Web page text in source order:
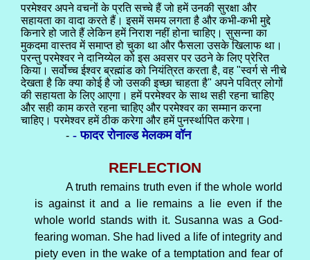
परमेश्वर अपने वचनों के प्रति सच्चे हैं जो हमें उनकी सुरक्षा और
सहायता का वादा करते हैं। इसमें समय लगता है और कभी-कभी मुद्दे
किनारे हो जाते हैं लेकिन हमें निराश नहीं होना चाहिए। सुसन्ना का
मुकदमा वास्तव में समाप्त हो चुका था और फैसला उसके खिलाफ था।
परन्तु परमेश्वर ने दानिय्येल को इस अवसर पर उठने के लिए प्रेरित
किया। सर्वोच्च ईश्वर ब्रह्मांड को नियंत्रित करता है, वह "स्वर्ग से नीचे
देखता है कि क्या कोई है जो उसकी इच्छा चाहता है" अपने पवित्र लोगों
की सहायता के लिए आएगा। हमें परमेश्वर के साथ सही रहना चाहिए
और सही काम करते रहना चाहिए और परमेश्वर का सम्मान करना
चाहिए। परमेश्वर हमें ठीक करेगा और हमें पुनर्स्थापित करेगा।
-- फादर रोनाल्ड मेलकम वॉन
REFLECTION
A truth remains truth even if the whole world
is against it and a lie remains a lie even if the
whole world stands with it. Susanna was a God-
fearing woman. She had lived a life of integrity and
piety even in the wake of a temptation and fear of